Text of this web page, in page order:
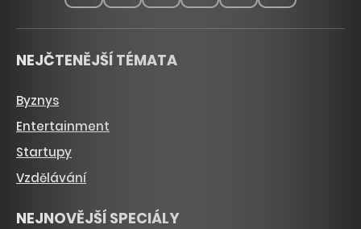
NEJČTENĚJŠÍ TÉMATA
Byznys
Entertainment
Startupy
Vzdělávání
NEJNOVĚJŠÍ SPECIÁLY